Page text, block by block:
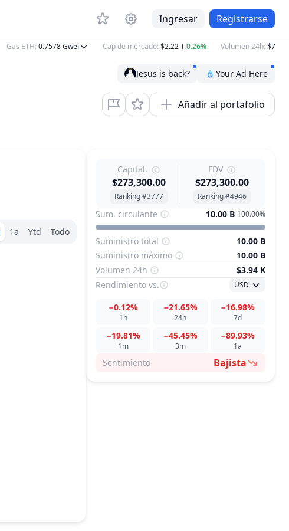
Ingresar Registrarse
Gas ETH:0.7578Gwei Cap de mercado:$2.22 T0.26% Volumen 24h:$76.42 B
Jesus is back? Your Ad Here
Añadir al portafolio
1a Ytd Todo
Capital.
$273,300.00
Ranking #3777
FDV
$273,300.00
Ranking #4946
Sum. circulante 10.00 B 100.00%
Suministro total
10.00 B
Suministro máximo
10.00 B
Volumen 24h
$3.94 K
Rendimiento vs. USD
1h
−0.12%
24h
−21.65%
7d
−16.98%
1m
−19.81%
3m
−45.45%
1a
−89.93%
Sentimiento Bajista